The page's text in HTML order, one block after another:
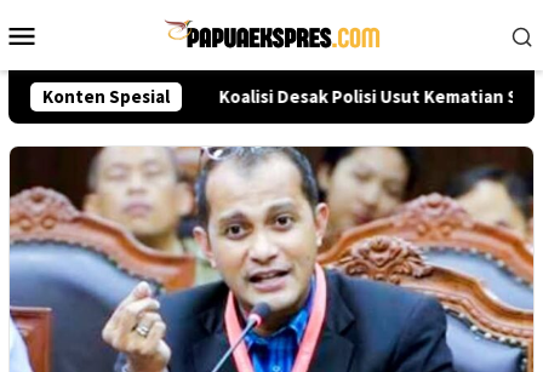
ke
Mobile
Konten Spesial
Akpol 2026 Koalisi Desak Polisi Usut Kematian